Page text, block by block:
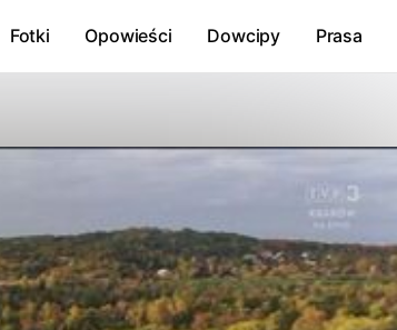
Fotki Opowieści Dowcipy Prasa